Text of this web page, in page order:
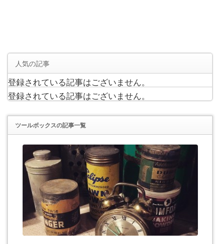
人気の記事
登録されている記事はございません。
登録されている記事はございません。
ツールボックスの記事一覧